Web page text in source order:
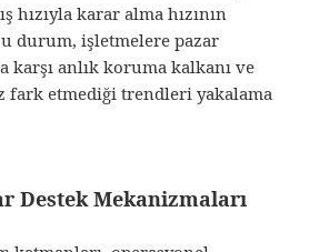
hızıyla karar alma hızının
durum, işletmelere pazar
karşı anlık koruma kalkanı ve
etmediği trendleri yakalama
Destek Mekanizmaları